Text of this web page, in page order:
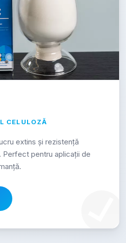
CELULOZĂ
extins și rezistență
Perfect pentru aplicații de